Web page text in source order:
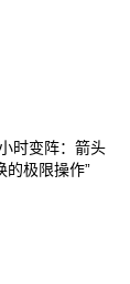
时变阵：箭头
的极限操作”